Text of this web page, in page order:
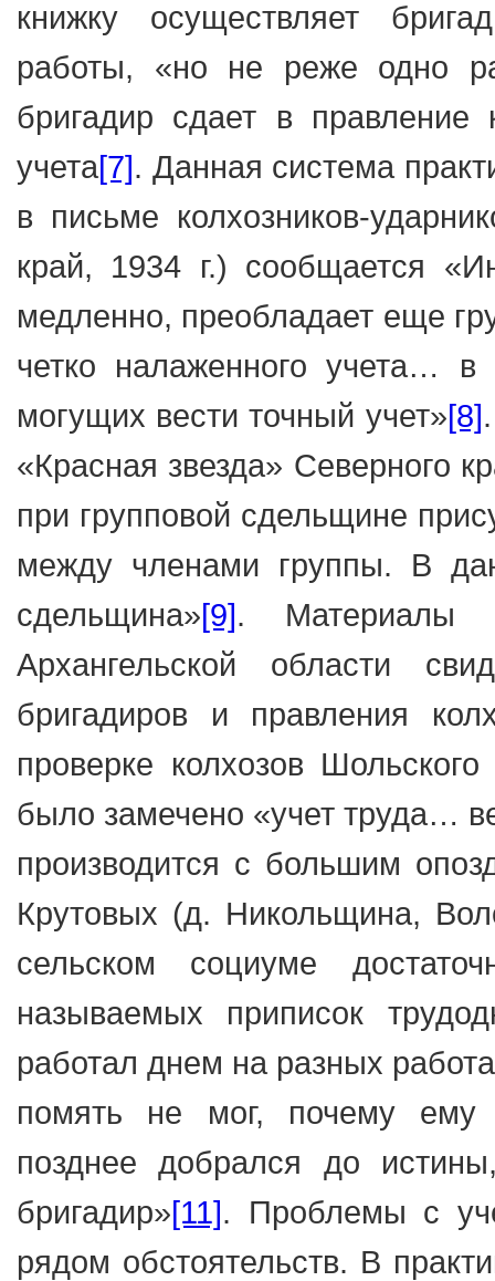
книжку осуществляет
работы, «но не реже одно
бригадир сдает в
учета[7]. Данная система
в письме колхозников-
край, 1934 г.) сообщается
медленно, преобладает еще
четко налаженного учета…
могущих вести точный учет»[8]
«Красная звезда» Северного
при групповой сдельщине
между членами группы. В
сдельщина»[9]. Материалы
Архангельской области
бригадиров и правления
проверке колхозов
было замечено «учет труда…
производится с большим
Крутовых (д. Никольщина,
сельском социуме
называемых приписок
работал днем на разных
помять не мог, почему ему
позднее добрался до
бригадир»[11]. Проблемы с
рядом обстоятельств. В